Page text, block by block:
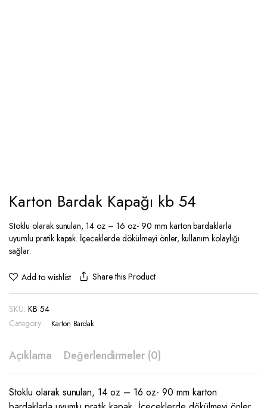
Karton Bardak Kapağı kb 54
Stoklu olarak sunulan, 14 oz – 16 oz- 90 mm karton bardaklarla
uyumlu pratik kapak. İçeceklerde dökülmeyi önler, kullanım kolaylığı
sağlar.
Add to wishlist Share this Product
SKU: KB 54
Category:
Karton Bardak
Açıklama Değerlendirmeler (0)
Stoklu olarak sunulan, 14 oz – 16 oz- 90 mm karton